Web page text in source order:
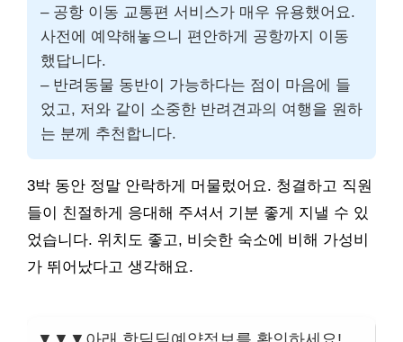
– 공항 이동 교통편 서비스가 매우 유용했어요.
사전에 예약해놓으니 편안하게 공항까지 이동
했답니다.
– 반려동물 동반이 가능하다는 점이 마음에 들
었고, 저와 같이 소중한 반려견과의 여행을 원하
는 분께 추천합니다.
3박 동안 정말 안락하게 머물렀어요. 청결하고 직원
들이 친절하게 응대해 주셔서 기분 좋게 지낼 수 있
었습니다. 위치도 좋고, 비슷한 숙소에 비해 가성비
가 뛰어났다고 생각해요.